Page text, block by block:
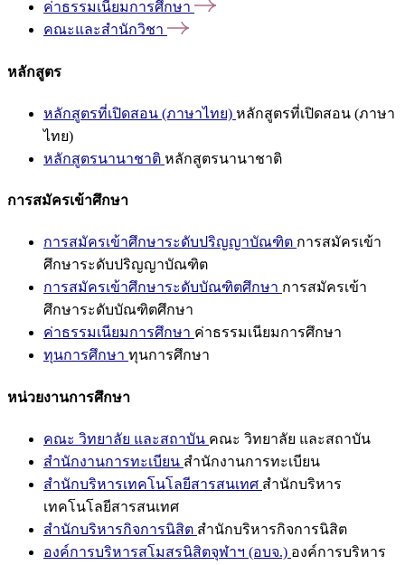
ค่าธรรมเนียมการศึกษา
คณะและสำนักวิชา
หลักสูตร
หลักสูตรที่เปิดสอน (ภาษาไทย) หลักสูตรที่เปิดสอน (ภาษา
ไทย)
หลักสูตรนานาชาติ หลักสูตรนานาชาติ
การสมัครเข้าศึกษา
การสมัครเข้าศึกษาระดับปริญญาบัณฑิต การสมัครเข้า
ศึกษาระดับปริญญาบัณฑิต
การสมัครเข้าศึกษาระดับบัณฑิตศึกษา การสมัครเข้า
ศึกษาระดับบัณฑิตศึกษา
ค่าธรรมเนียมการศึกษา ค่าธรรมเนียมการศึกษา
ทุนการศึกษา ทุนการศึกษา
หน่วยงานการศึกษา
คณะ วิทยาลัย และสถาบัน คณะ วิทยาลัย และสถาบัน
สำนักงานการทะเบียน สำนักงานการทะเบียน
สำนักบริหารเทคโนโลยีสารสนเทศ สำนักบริหาร
เทคโนโลยีสารสนเทศ
สำนักบริหารกิจการนิสิต สำนักบริหารกิจการนิสิต
องค์การบริหารสโมสรนิสิตจุฬาฯ (อบจ.) องค์การบริหาร